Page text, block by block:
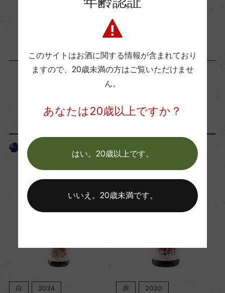
年間生産量
平均収量
2024年1月1日
オーストラリア
白 2024 赤 2020
このサイトはお酒に関する情報が含まれており
ますので、 20歳未満の方はご覧いただけませ
ん。
あなたは20歳以上ですか？
はい。20歳以上です。
いいえ。20歳未満です。